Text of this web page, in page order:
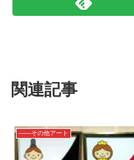
関連記事
――その他アート